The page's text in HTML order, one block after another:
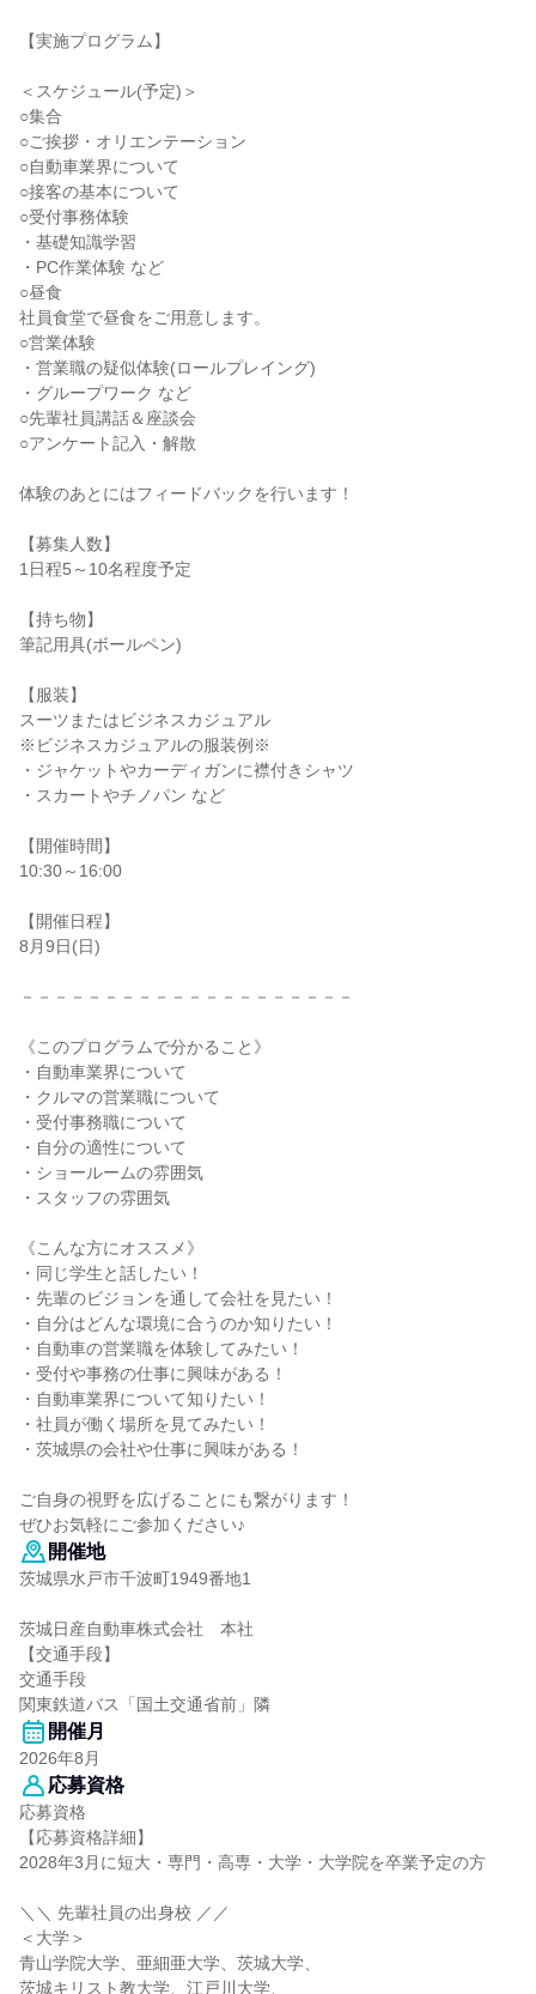
【実施プログラム】
＜スケジュール(予定)＞
○集合
○ご挨拶・オリエンテーション
○自動車業界について
○接客の基本について
○受付事務体験
・基礎知識学習
・PC作業体験 など
○昼食
社員食堂で昼食をご用意します。
○営業体験
・営業職の疑似体験(ロールプレイング)
・グループワーク など
○先輩社員講話＆座談会
○アンケート記入・解散
体験のあとにはフィードバックを行います！
【募集人数】
1日程5～10名程度予定
【持ち物】
筆記用具(ボールペン)
【服装】
スーツまたはビジネスカジュアル
※ビジネスカジュアルの服装例※
・ジャケットやカーディガンに襟付きシャツ
・スカートやチノパン など
【開催時間】
10:30～16:00
【開催日程】
8月9日(日)
－－－－－－－－－－－－－－－－－－－－
《このプログラムで分かること》
・自動車業界について
・クルマの営業職について
・受付事務職について
・自分の適性について
・ショールームの雰囲気
・スタッフの雰囲気
《こんな方にオススメ》
・同じ学生と話したい！
・先輩のビジョンを通して会社を見たい！
・自分はどんな環境に合うのか知りたい！
・自動車の営業職を体験してみたい！
・受付や事務の仕事に興味がある！
・自動車業界について知りたい！
・社員が働く場所を見てみたい！
・茨城県の会社や仕事に興味がある！
ご自身の視野を広げることにも繋がります！
ぜひお気軽にご参加ください♪
開催地
茨城県水戸市千波町1949番地1
茨城日産自動車株式会社 本社
【交通手段】
交通手段
関東鉄道バス「国土交通省前」隣
開催月
2026年8月
応募資格
応募資格
【応募資格詳細】
2028年3月に短大・専門・高専・大学・大学院を卒業予定の方
＼＼ 先輩社員の出身校 ／／
＜大学＞
青山学院大学、亜細亜大学、茨城大学、
茨城キリスト教大学、江戸川大学、